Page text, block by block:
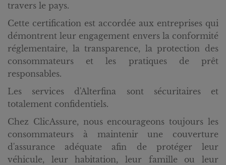
travers le pays.
Cette certification est accordée aux entreprises qui
démontrent leur engagement envers la conformité
réglementaire, la transparence, la protection des
consommateurs et les pratiques de prêt
responsables.
Les services d'Alterfina sont sécuritaires et
totalement confidentiels.
Chez ClicAssure, nous encourageons toujours les
consommateurs à maintenir une couverture
d'assurance adéquate afin de protéger leur
véhicule, leur habitation, leur famille ou leur